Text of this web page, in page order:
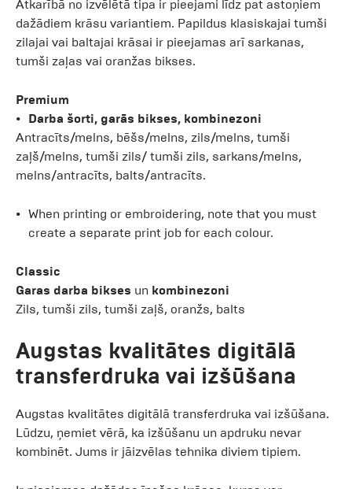
Atkarībā no izvēlētā tipa ir pieejami līdz pat astoņiem
dažādiem krāsu variantiem. Papildus klasiskajai tumši
zilajai vai baltajai krāsai ir pieejamas arī sarkanas,
tumši zaļas vai oranžas bikses.
Premium
Darba šorti, garās bikses, kombinezoni
Antracīts/melns, bēšs/melns, zils/melns, tumši
zaļš/melns, tumši zils/ tumši zils, sarkans/melns,
melns/antracīts, balts/antracīts.
When printing or embroidering, note that you must
create a separate print job for each colour.
Classic
Garas darba bikses un kombinezoni
Zils, tumši zils, tumši zaļš, oranžs, balts
Augstas kvalitātes digitālā
transferdruka vai izšūšana
Augstas kvalitātes digitālā transferdruka vai izšūšana.
Lūdzu, ņemiet vērā, ka izšūšanu un apdruku nevar
kombinēt. Jums ir jāizvēlas tehnika diviem tipiem.